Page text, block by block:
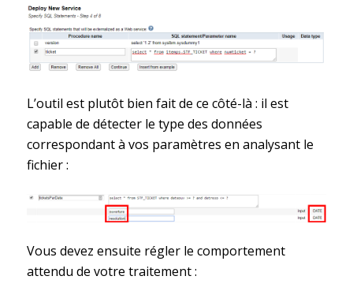
L’outil est plutôt bien fait de ce côté-là : il est
capable de détecter le type des données
correspondant à vos paramètres en analysant le
fichier :
Vous devez ensuite régler le comportement
attendu de votre traitement :